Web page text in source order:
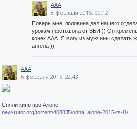
AAA
8 февраля 2015, 00:12
Поверь мне, половина дел нашего
урокам пфотошопа от ВБИ )) Он
конек ААА. Я могу из мужчины сделать
ангела ))
AAA
6 февраля 2015, 22:43
Сняли кино про Алоне
new-rutor.org/torrent/408835/odna_alone-2015-ts-l1/